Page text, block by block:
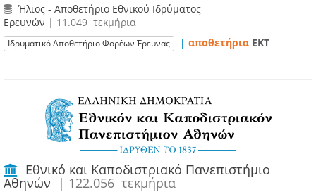
Ήλιος - Αποθετήριο Εθνικού Ιδρύματος
Ερευνών | 11.049 τεκμήρια
Ιδρυματικό Αποθετήριο Φορέων Έρευνας | αποθετήρια EKT
Εθνικό και Καποδιστριακό Πανεπιστήμιο
Αθηνών | 122.056 τεκμήρια